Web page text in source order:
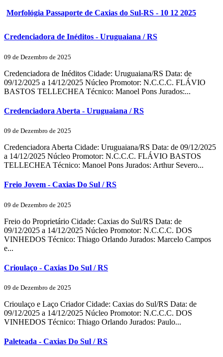
Morfológia Passaporte de Caxias do Sul-RS - 10 12 2025
Credenciadora de Inéditos - Uruguaiana / RS
09 de Dezembro de 2025
Credenciadora de Inéditos Cidade: Uruguaiana/RS Data: de
09/12/2025 a 14/12/2025 Núcleo Promotor: N.C.C.C. FLÁVIO
BASTOS TELLECHEA Técnico: Manoel Pons Jurados:...
Credenciadora Aberta - Uruguaiana / RS
09 de Dezembro de 2025
Credenciadora Aberta Cidade: Uruguaiana/RS Data: de 09/12/2025
a 14/12/2025 Núcleo Promotor: N.C.C.C. FLÁVIO BASTOS
TELLECHEA Técnico: Manoel Pons Jurados: Arthur Severo...
Freio Jovem - Caxias Do Sul / RS
09 de Dezembro de 2025
Freio do Proprietário Cidade: Caxias do Sul/RS Data: de
09/12/2025 a 14/12/2025 Núcleo Promotor: N.C.C.C. DOS
VINHEDOS Técnico: Thiago Orlando Jurados: Marcelo Campos
e...
Crioulaço - Caxias Do Sul / RS
09 de Dezembro de 2025
Crioulaço e Laço Criador Cidade: Caxias do Sul/RS Data: de
09/12/2025 a 14/12/2025 Núcleo Promotor: N.C.C.C. DOS
VINHEDOS Técnico: Thiago Orlando Jurados: Paulo...
Paleteada - Caxias Do Sul / RS